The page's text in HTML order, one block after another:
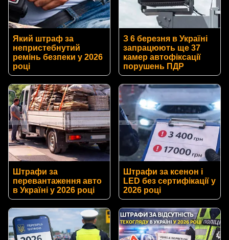
Який штраф за
непристебнутий
ремінь безпеки у 2026
році
З 6 березня в Україні
запрацюють ще 37
камер автофіксації
порушень ПДР
Штрафи за
перевантаження авто
в Україні у 2026 році
Штрафи за ксенон і
LED без сертифікації у
2026 році